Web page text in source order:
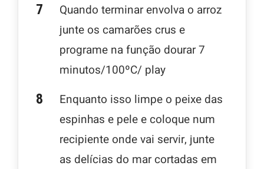
Quando terminar envolva o arroz
junte os camarões crus e
programe na função dourar 7
minutos/100ºC/ play
Enquanto isso limpe o peixe das
espinhas e pele e coloque num
recipiente onde vai servir, junte
as delícias do mar cortadas em